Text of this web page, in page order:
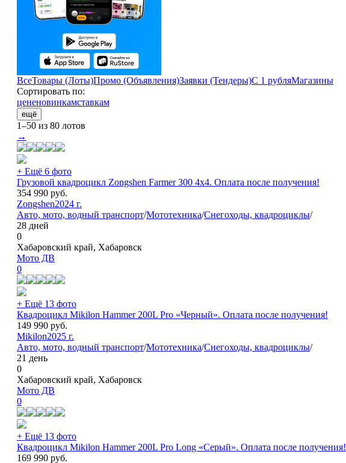
ВсеТовары (Лоты)Промо (Объявления)Заявки (Тендеры)С 1 рубляМагазины
Сортировать по:
цененовинкамставкам
ещё
1–50 из 80 лотов
→
+ Ещё 6 фото
Грузовой квадроцикл Zongshen Farmer 300 4х4. Оплата после получения!
354 990 руб.
Zongshen2024 г.
Авто, мото, водный транспорт/Мототехника/Снегоходы, квадроциклы/
28 дней
0
Хабаровский край, Хабаровск
Мото ДВ
0
+ Ещё 13 фото
Квадроцикл Mikilon Hammer 200L Pro «Черный». Оплата после получения!
149 990 руб.
Mikilon2025 г.
Авто, мото, водный транспорт/Мототехника/Снегоходы, квадроциклы/
21 день
0
Хабаровский край, Хабаровск
Мото ДВ
0
+ Ещё 13 фото
Квадроцикл Mikilon Hammer 200L Pro Long «Серый». Оплата после получения!
169 990 руб.